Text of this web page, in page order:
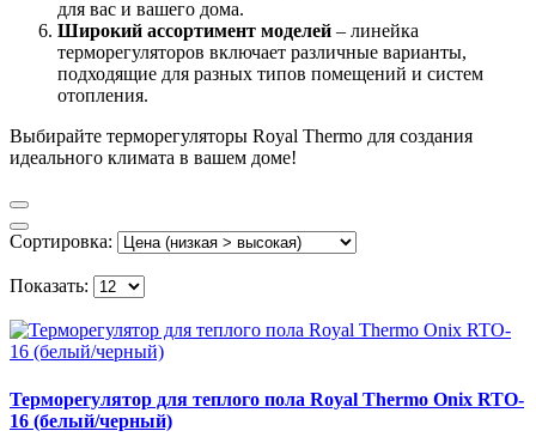
для вас и вашего дома.
Широкий ассортимент моделей – линейка
терморегуляторов включает различные варианты,
подходящие для разных типов помещений и систем
отопления.
Выбирайте терморегуляторы Royal Thermo для создания
идеального климата в вашем доме!
Сортировка:
Показать:
Терморегулятор для теплого пола Royal Thermo Onix RTO-
16 (белый/черный)